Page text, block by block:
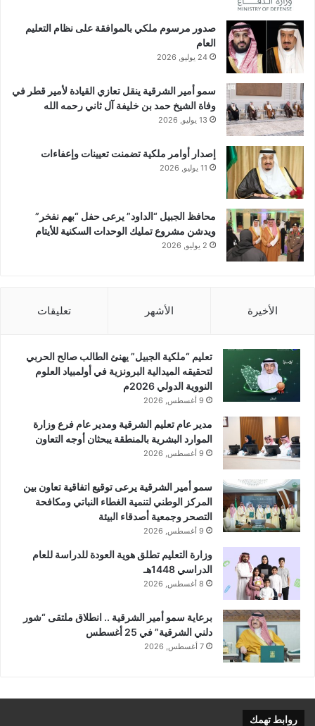
صدور مرسوم ملكي بالموافقة على نظام التعليم
العام
24 يوليو, 2026
سمو أمير الشرقية ينقل تعازي القيادة لأمير قطر في
وفاة الشيخ حمد بن خليفة آل ثاني رحمه الله
13 يوليو, 2026
إصدار أوامر ملكية تضمنت تعيينات وإعفاءات
11 يوليو, 2026
محافظ الجبيل “الداود” يرعى حفل “بهم نفخر”
ويدشن مشروع تمليك الوحدات السكنية للأيتام
2 يوليو, 2026
الأخيرة الأشهر تعليقات
تعليم “ملكية الجبيل” يهنئ الطالب صالح الحربي
لتحقيقه الميدالية البرونزية في أولمبياد العلوم
النووية الدولي 2026م
9 أغسطس, 2026
مدير عام تعليم الشرقية ومدير عام فرع وزارة
الموارد البشرية بالمنطقة يبحثان أوجه التعاون
9 أغسطس, 2026
سمو أمير الشرقية يرعى توقيع اتفاقية تعاون بين
المركز الوطني لتنمية الغطاء النباتي ومكافحة
التصحر وجمعية أصدقاء البيئة
9 أغسطس, 2026
وزارة التعليم تطلق هوية العودة للدراسة للعام
الدراسي 1448هـ
8 أغسطس, 2026
برعاية سمو أمير الشرقية .. انطلاق ملتقى “شور
دلني الشرقية” في 25 أغسطس
7 أغسطس, 2026
روابط تهمك